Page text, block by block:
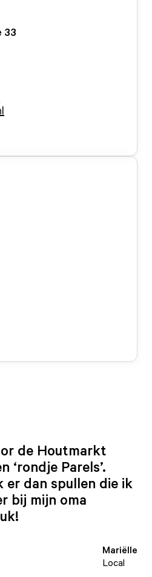
33
de Houtmarkt
‘rondje Parels’.
er dan spullen die ik
bij mijn oma
Mariëlle
Local